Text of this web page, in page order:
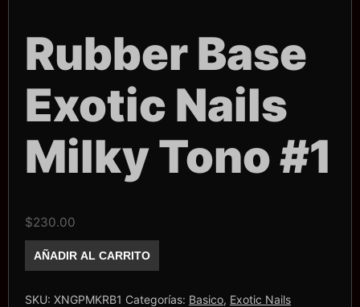
Rubber Base
Exotic Nails
Milky Tono #1
$230.00
Base
Exotic
Milky
AÑADIR AL CARRITO
SKU: XNGPMKRB1 Categorías: Basico, Exotic Nails